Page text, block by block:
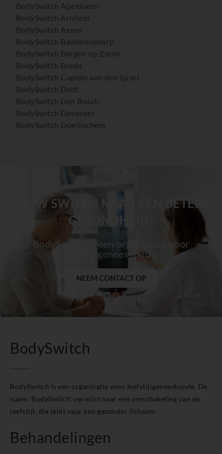
BodySwitch Apeldoorn
BodySwitch Arnhem
BodySwitch Assen
BodySwitch Badhoevedorp
BodySwitch Bergen op Zoom
BodySwitch Breda
BodySwitch Capelle aan den Ijssel
BodySwitch Delft
BodySwitch Den Bosch
BodySwitch Deventer
BodySwitch Doetinchem
BodySwitch Enschede
BodySwitch Gilze-Rijen
BodySwitch Goeree-Overflakkee
BodySwitch Gouda
BodySwitch Groningen-Centrum
BodySwitch Haaglanden-Oost
BodySwitch Heemskerk
BodySwitch Heerlen
BodySwitch Hengelo OV
BodySwitch Het Gooi
BodySwitch Hoofddorp
BodySwitch Kerkrade
BodySwitch Krimpenerwaard
BodySwitch Leeuwarden
BodySwitch Lelystad
BodySwitch Maastricht
JOUW SWITCH NAAR EEN BETERE
GEZONDHEID!
BodySwitch is een organisatie voor
leefstijlgeneeskunde.
NEEM CONTACT OP
BodySwitch
BodySwitch is een organisatie voor leefstijlgeneeskunde. De
naam ‘BodySwitch’ verwijst naar een omschakeling van de
leefstijl, die leidt naar een gezonder lichaam.
Behandelingen